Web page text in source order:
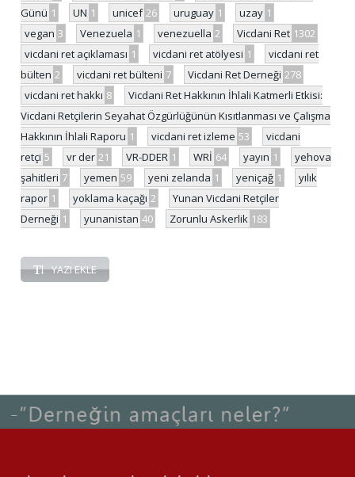
Günü 1 UN 1 unicef 26 uruguay 1 uzay 1
vegan 3 Venezuela 1 venezuella 2 Vicdani Ret 1302
vicdani ret açıklaması 1 vicdani ret atölyesi 1
vicdani ret
bülten 2 vicdani ret bülteni 7 Vicdani Ret Derneği 278
vicdani ret hakkı 8
Vicdani Ret Hakkının İhlali Katmerli Etkisi:
Vicdani Retçilerin Seyahat Özgürlüğünün Kısıtlanması ve Çalışma
Hakkının İhlali Raporu 1 vicdani ret izleme 53
vicdani
retçi 5 vr der 21 VR-DDER 1 WRİ 64 yayın 1
yehova
şahitleri 7 yemen 59 yeni zelanda 1 yeniçağ 1
yılık
rapor 1 yoklama kaçağı 2
Yunan Vicdani Retçiler
Derneği 1 yunanistan 40 Zorunlu Askerlik 183
YAZI EKLE